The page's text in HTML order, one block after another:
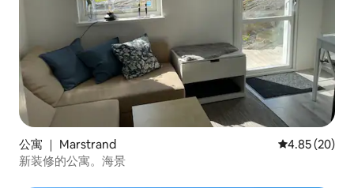
公寓 ｜ Marstrand 平均评分
4.85 (20)
新装修的公寓。海景